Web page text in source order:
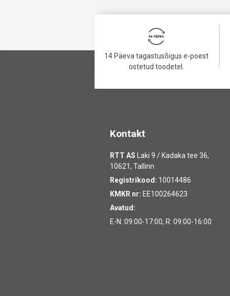
14 Päeva tagastusõigus e-poest
ostetud toodetel.
Kontakt
RTT AS Laki 9 / Kadaka tee 36,
10621, Tallinn
Registrikood: 10014486
KMKR nr: EE100264623
Avatud:
E-N: 09:00-17:00, R: 09:00-16:00